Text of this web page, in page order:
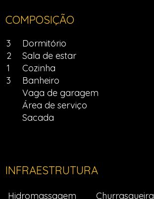
COMPOSIÇÃO
3
Dormitório
2
Sala de estar
1
Cozinha
3
Banheiro
Vaga de garagem
Área de serviço
Sacada
INFRAESTRUTURA
Hidromassagem
Churrasqueira